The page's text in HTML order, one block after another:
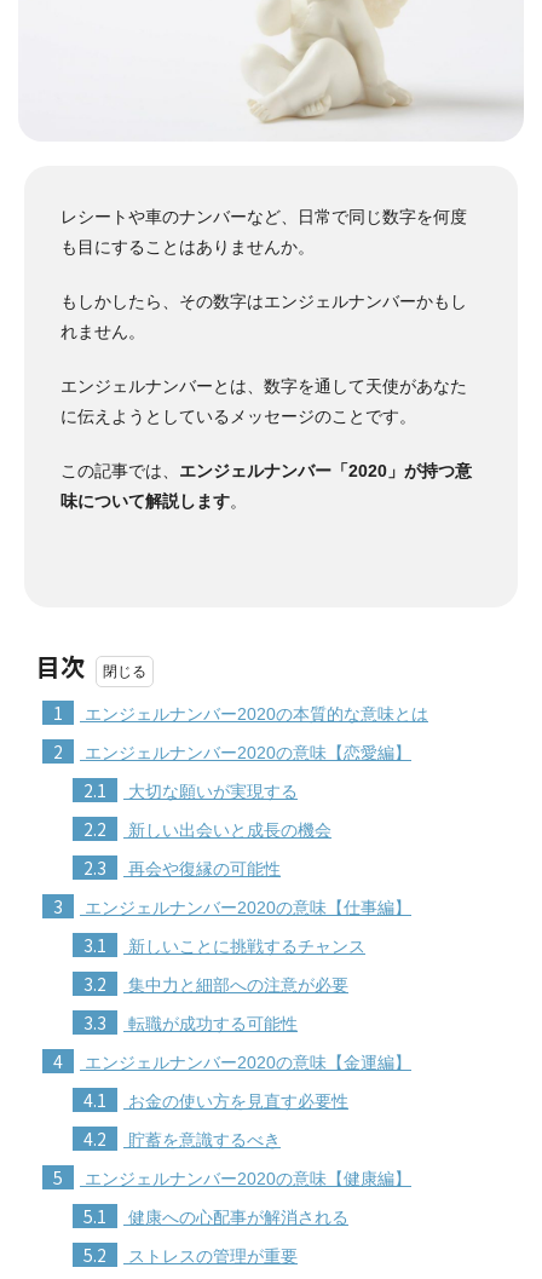
レシートや車のナンバーなど、日常で同じ数字を何度
も目にすることはありませんか。
もしかしたら、その数字はエンジェルナンバーかもし
れません。
エンジェルナンバーとは、数字を通して天使があなた
に伝えようとしているメッセージのことです。
この記事では、 エンジェルナンバー「2020」が持つ意
味について解説します。
目次
1 エンジェルナンバー2020の本質的な意味とは
2 エンジェルナンバー2020の意味【恋愛編】
2.1 大切な願いが実現する
2.2 新しい出会いと成長の機会
2.3 再会や復縁の可能性
3 エンジェルナンバー2020の意味【仕事編】
3.1 新しいことに挑戦するチャンス
3.2 集中力と細部への注意が必要
3.3 転職が成功する可能性
4 エンジェルナンバー2020の意味【金運編】
4.1 お金の使い方を見直す必要性
4.2 貯蓄を意識するべき
5 エンジェルナンバー2020の意味【健康編】
5.1 健康への心配事が解消される
5.2 ストレスの管理が重要